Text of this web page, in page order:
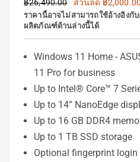
฿26,490.00
ส่วนลด ฿2,000.00
ราคานี้อาจไม่สามารถใช้อ้างอิง
ผลิตภัณฑ์ด้านล่างนี้ได้
Windows 11 Home -
11 Pro for business
Up to Intel® Core™ 7
Up to 14” NanoEdge
Up to 16 GB DDR4
Up to 1 TB SSD storage
Optional fingerprint login